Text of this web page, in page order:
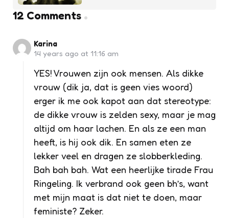
12 Comments
Karina
14 years ago at 11:16 am
YES! Vrouwen zijn ook mensen. Als dikke
vrouw (dik ja, dat is geen vies woord)
erger ik me ook kapot aan dat stereotype:
de dikke vrouw is zelden sexy, maar je mag
altijd om haar lachen. En als ze een man
heeft, is hij ook dik. En samen eten ze
lekker veel en dragen ze slobberkleding.
Bah bah bah. Wat een heerlijke tirade Frau
Ringeling. Ik verbrand ook geen bh’s, want
met mijn maat is dat niet te doen, maar
feministe? Zeker.